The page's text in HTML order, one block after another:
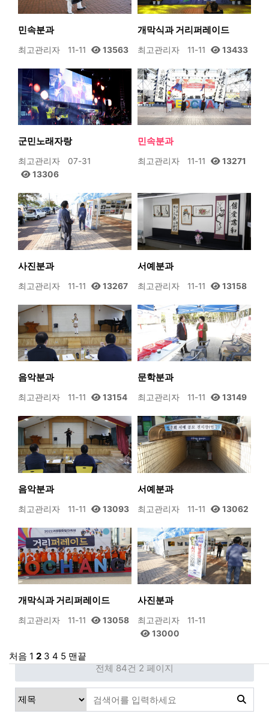
민속분과
최고관리자 11-11 13563
개막식과 거리퍼레이드
최고관리자 11-11 13433
군민노래자랑
최고관리자
07-31
13306
민속분과
최고관리자 11-11 13271
사진분과
최고관리자 11-11 13267
서예분과
최고관리자 11-11 13158
음악분과
최고관리자 11-11 13154
문학분과
최고관리자 11-11 13149
음악분과
최고관리자 11-11 13093
서예분과
최고관리자 11-11 13062
개막식과 거리퍼레이드
최고관리자 11-11 13058
사진분과
최고관리자
11-11
13000
처음 1 2 3 4 5 맨끝
전체 84건 2 페이지